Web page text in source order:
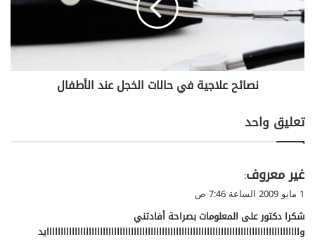
م
ح
و
ض
ا
ح
ر
ا
أ
ب
ي
ض
ا
ح
ع
ل
ا
ج
ف
ي
ح
ل
ا
ت
ا
ل
نصائح علاجية في حالات الخجل عند الأطفال
تعليق واحد
ي
ق
ل
غير معروف:
1 مايو 2009 الساعة 7:46 ص
شكرا دكتور على المعلومات بصراحة أفادتني
واااااااااااااااااااااااااااااااااااااااااااااااااااااااااااااااااااااااااااااااااااااااااايد